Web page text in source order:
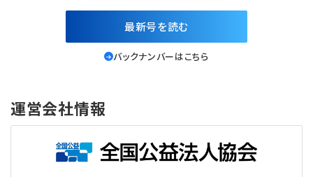
最新号を読む
バックナンバーはこちら
運営会社情報